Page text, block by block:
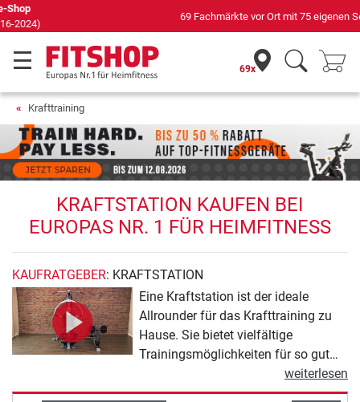
69 Fachmärkte vor Ort mit 75 eigenen Servicetechnikern
69x
Krafttraining
KRAFTSTATION KAUFEN BEI
EUROPAS NR. 1 FÜR HEIMFITNESS
KAUFRATGEBER: KRAFTSTATION
Eine Kraftstation ist der ideale
Allrounder für das Krafttraining zu
Hause. Sie bietet vielfältige
Trainingsmöglichkeiten für so gut
wie jede Muskelgruppe des Körpers.
Als wahres Multitalent ist sie die
weiterlesen